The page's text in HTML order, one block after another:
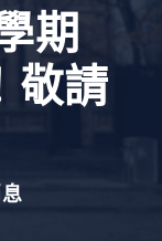
期
敬請